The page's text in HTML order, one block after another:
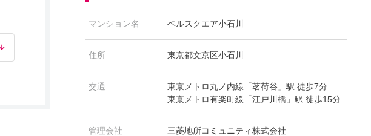
マンション名 ベルスクエア小石川
住所 東京都文京区小石川
交通
東京メトロ丸ノ内線「茗荷谷」駅 徒歩7分
東京メトロ有楽町線「江戸川橋」駅 徒歩15分
管理会社 三菱地所コミュニティ株式会社